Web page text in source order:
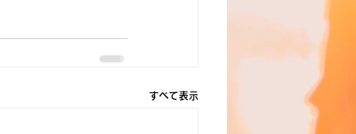
すべて表示